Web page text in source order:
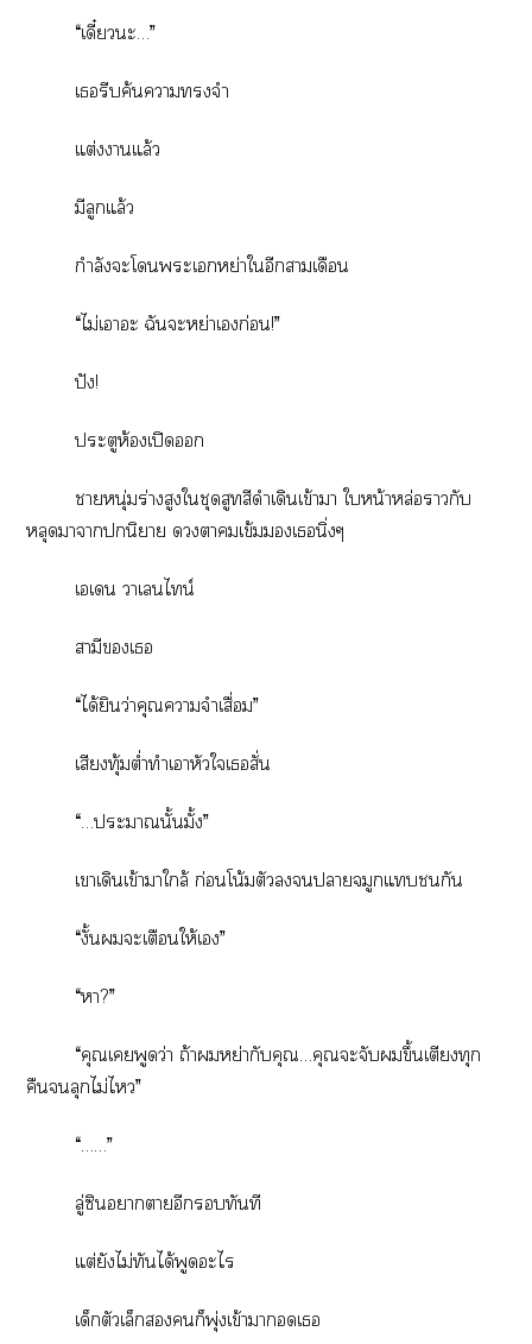
“เดี๋ยวะ…”
เรีบค้นาจำ
แต่งาแล้ว
มีลูกแล้ว
กำลังะโะเหย่าใอีกาเดือน
“ไม่เาอะ ฉันะหย่าเก่อน!”
ปัง!
ประตูห้องเปิด
าหนุ่มร่างสูงใชุดสูทสีดำเดินเข้าา ใหน้าหล่อากับ
หลุดาานิยาย าเข้มเนิ่งๆ
เเ าเนไน์
สามีเ
“ได้ยินว่าคุณาจำเสื่อม”
เสียงทุ้มต่ำทำเาหัวใเสั่น
“…ะานั้นมั้ง”
เาเดินเข้าาใกล้ ก่อนโน้มตัวาจมูกแชนกัน
“งั้นะเตือนให้เ”
“า?”
“คุณเพูดว่า ถ้าหย่ากับคุณ…คุณะจับขึ้นเตียงทุก
คืนลุกไม่ไ”
“……”
ลู่ซิาาอีกทันที
แต่ยังไม่ทันได้พูดะไ
เด็กตัวเล็กก็พุ่งเข้าาเ